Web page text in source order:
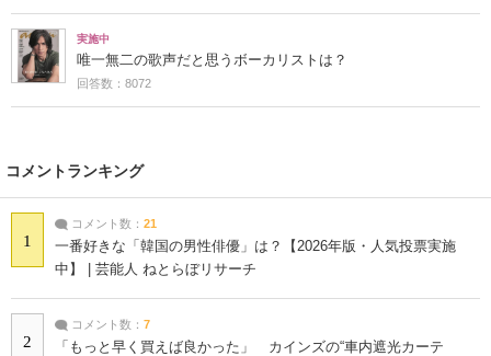
実施中
唯一無二の歌声だと思うボーカリストは？
回答数：8072
コメントランキング
1
コメント数： 21
一番好きな「韓国の男性俳優」は？【2026年版・人気投票実施
中】 | 芸能人 ねとらぼリサーチ
2
コメント数： 7
「もっと早く買えば良かった」 カインズの“車内遮光カーテ